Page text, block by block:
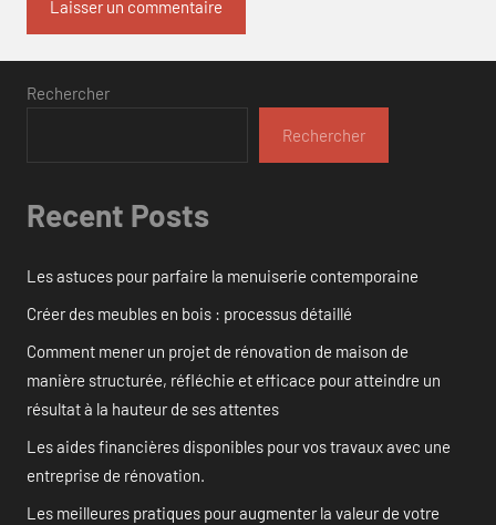
Rechercher
Rechercher
Recent Posts
Les astuces pour parfaire la menuiserie contemporaine
Créer des meubles en bois : processus détaillé
Comment mener un projet de rénovation de maison de
manière structurée, réfléchie et efficace pour atteindre un
résultat à la hauteur de ses attentes
Les aides financières disponibles pour vos travaux avec une
entreprise de rénovation.
Les meilleures pratiques pour augmenter la valeur de votre